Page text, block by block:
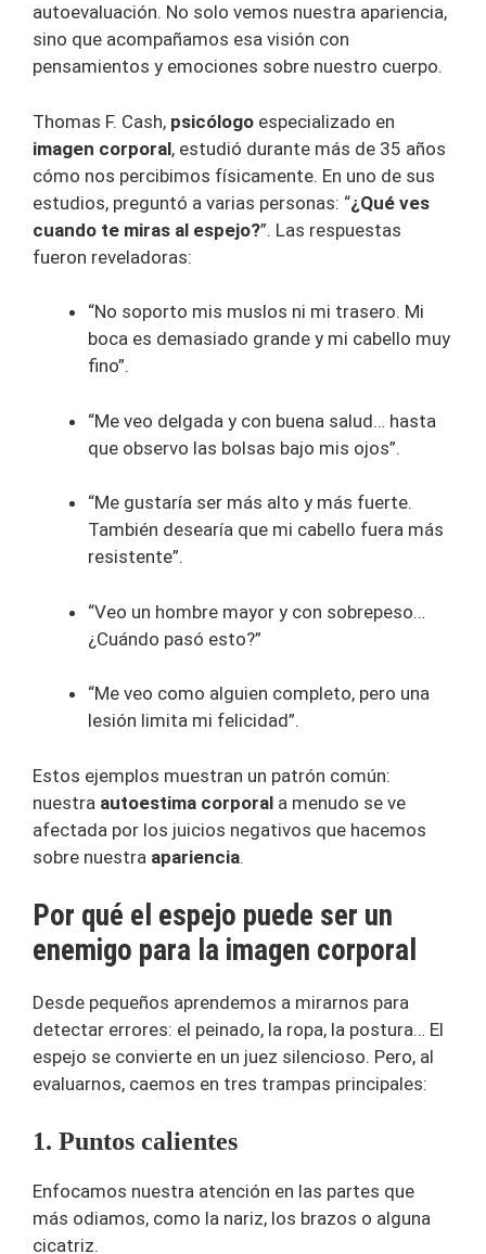
autoevaluación. No solo vemos nuestra apariencia,
sino que acompañamos esa visión con
pensamientos y emociones sobre nuestro cuerpo.
Thomas F. Cash, psicólogo especializado en
imagen corporal, estudió durante más de 35 años
cómo nos percibimos físicamente. En uno de sus
estudios, preguntó a varias personas: “¿Qué ves
cuando te miras al espejo?”. Las respuestas
fueron reveladoras:
“No soporto mis muslos ni mi trasero. Mi
boca es demasiado grande y mi cabello muy
fino”.
“Me veo delgada y con buena salud… hasta
que observo las bolsas bajo mis ojos”.
“Me gustaría ser más alto y más fuerte.
También desearía que mi cabello fuera más
resistente”.
“Veo un hombre mayor y con sobrepeso…
¿Cuándo pasó esto?”
“Me veo como alguien completo, pero una
lesión limita mi felicidad”.
Estos ejemplos muestran un patrón común:
nuestra autoestima corporal a menudo se ve
afectada por los juicios negativos que hacemos
sobre nuestra apariencia.
Por qué el espejo puede ser un
enemigo para la imagen corporal
Desde pequeños aprendemos a mirarnos para
detectar errores: el peinado, la ropa, la postura… El
espejo se convierte en un juez silencioso. Pero, al
evaluarnos, caemos en tres trampas principales:
1. Puntos calientes
Enfocamos nuestra atención en las partes que
más odiamos, como la nariz, los brazos o alguna
cicatriz.